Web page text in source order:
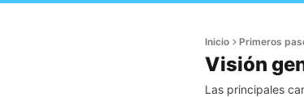
Inicio Primeros
Visión
Las principales